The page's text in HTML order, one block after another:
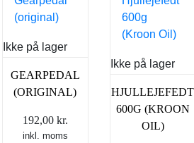
Ikke på lager
GEARPEDAL
(ORIGINAL)
192,00 kr.
inkl. moms
Ikke på lager
HJULLEJEFEDT
600G (KROON
OIL)